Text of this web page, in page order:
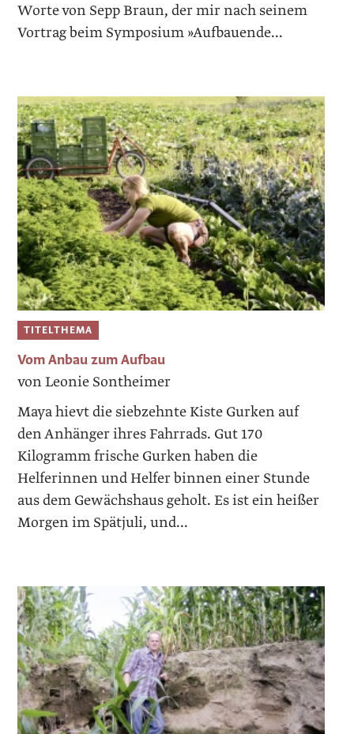
Worte von Sepp Braun, der mir nach seinem
Vortrag beim Symposium »Aufbauende...
TITELTHEMA
Vom Anbau zum Aufbau
von Leonie Sontheimer
Maya hievt die siebzehnte Kiste Gurken auf
den Anhänger ihres Fahrrads. Gut 170
Kilogramm frische Gurken haben die
Helferinnen und Helfer binnen einer Stunde
aus dem Gewächshaus geholt. Es ist ein heißer
Morgen im Spätjuli, und...